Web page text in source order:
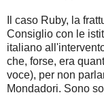
Il caso Ruby, la
Consiglio con le
italiano
che, forse, era
voce), per non
Mondadori. Sono